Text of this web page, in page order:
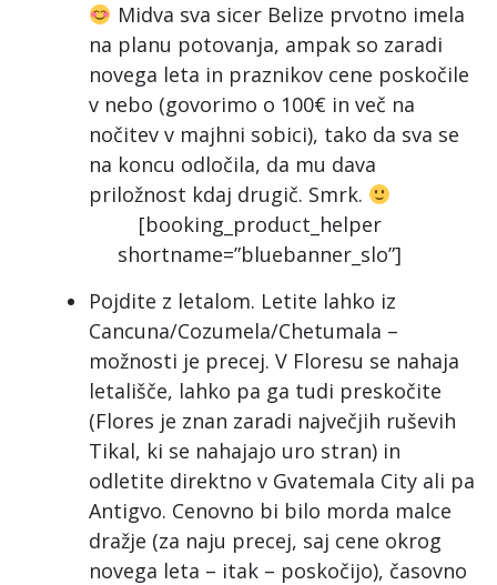
Midva sva sicer Belize prvotno imela
na planu potovanja, ampak so zaradi
novega leta in praznikov cene poskočile
v nebo (govorimo o 100€ in več na
nočitev v majhni sobici), tako da sva se
na koncu odločila, da mu dava
priložnost kdaj drugič. Smrk.
[booking_product_helper
shortname=”bluebanner_slo”]
Pojdite z letalom. Letite lahko iz
Cancuna/Cozumela/Chetumala –
možnosti je precej. V Floresu se nahaja
letališče, lahko pa ga tudi preskočite
(Flores je znan zaradi največjih ruševih
Tikal, ki se nahajajo uro stran) in
odletite direktno v Gvatemala City ali pa
Antigvo. Cenovno bi bilo morda malce
dražje (za naju precej, saj cene okrog
novega leta – itak – poskočijo), časovno